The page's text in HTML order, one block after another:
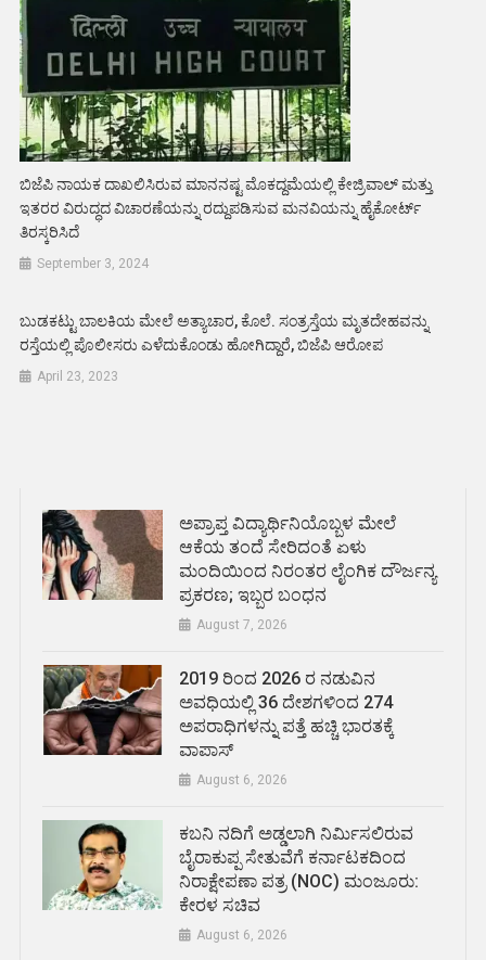
ಬಿಜೆಪಿ ನಾಯಕ ದಾಖಲಿಸಿರುವ ಮಾನನಷ್ಟ ಮೊಕದ್ದಮೆಯಲ್ಲಿ ಕೇಜ್ರಿವಾಲ್ ಮತ್ತು
ಇತರರ ವಿರುದ್ಧದ ವಿಚಾರಣೆಯನ್ನು ರದ್ದುಪಡಿಸುವ ಮನವಿಯನ್ನು ಹೈಕೋರ್ಟ್
ತಿರಸ್ಕರಿಸಿದೆ
September 3, 2024
ಬುಡಕಟ್ಟು ಬಾಲಕಿಯ ಮೇಲೆ ಅತ್ಯಾಚಾರ, ಕೊಲೆ. ಸಂತ್ರಸ್ತೆಯ ಮೃತದೇಹವನ್ನು
ರಸ್ತೆಯಲ್ಲಿ ಪೊಲೀಸರು ಎಳೆದುಕೊಂಡು ಹೋಗಿದ್ದಾರೆ, ಬಿಜೆಪಿ ಆರೋಪ
April 23, 2023
ಅಪ್ರಾಪ್ತ ವಿದ್ಯಾರ್ಥಿನಿಯೊಬ್ಬಳ ಮೇಲೆ
ಆಕೆಯ ತಂದೆ ಸೇರಿದಂತೆ ಏಳು
ಮಂದಿಯಿಂದ ನಿರಂತರ ಲೈಂಗಿಕ ದೌರ್ಜನ್ಯ
ಪ್ರಕರಣ; ಇಬ್ಬರ ಬಂಧನ
August 7, 2026
2019 ರಿಂದ 2026 ರ ನಡುವಿನ
ಅವಧಿಯಲ್ಲಿ 36 ದೇಶಗಳಿಂದ 274
ಅಪರಾಧಿಗಳನ್ನು ಪತ್ತೆ ಹಚ್ಚಿ ಭಾರತಕ್ಕೆ
ವಾಪಾಸ್
August 6, 2026
ಕಬನಿ ನದಿಗೆ ಅಡ್ಡಲಾಗಿ ನಿರ್ಮಿಸಲಿರುವ
ಬೈರಾಕುಪ್ಪ ಸೇತುವೆಗೆ ಕರ್ನಾಟಕದಿಂದ
ನಿರಾಕ್ಷೇಪಣಾ ಪತ್ರ (NOC) ಮಂಜೂರು:
ಕೇರಳ ಸಚಿವ
August 6, 2026